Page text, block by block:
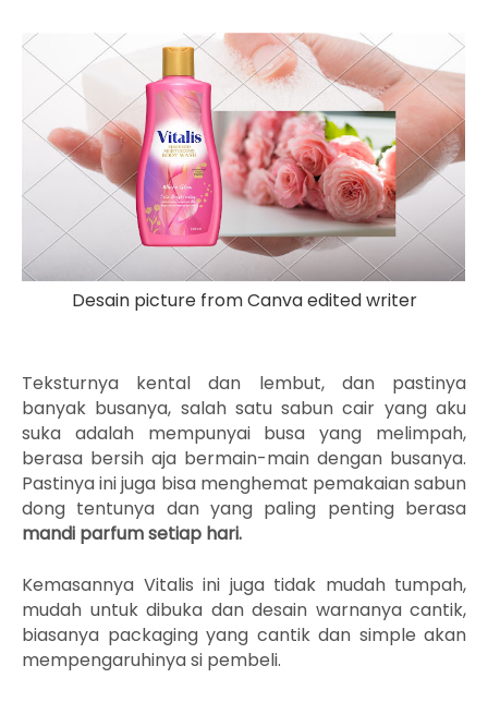
Desain picture from Canva edited writer
Teksturnya kental dan lembut, dan pastinya
banyak busanya, salah satu sabun cair yang aku
suka adalah mempunyai busa yang melimpah,
berasa bersih aja bermain-main dengan busanya.
Pastinya ini juga bisa menghemat pemakaian sabun
dong tentunya dan yang paling penting berasa
mandi parfum setiap hari.
Kemasannya Vitalis ini juga tidak mudah tumpah,
mudah untuk dibuka dan desain warnanya cantik,
biasanya packaging yang cantik dan simple akan
mempengaruhinya si pembeli.